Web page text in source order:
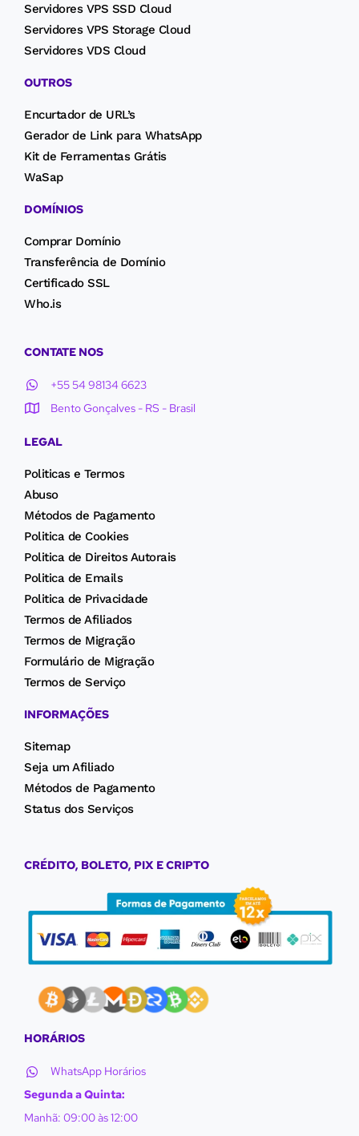
Servidores VPS SSD Cloud
Servidores VPS Storage Cloud
Servidores VDS Cloud
OUTROS
Encurtador de URL’s
Gerador de Link para WhatsApp
Kit de Ferramentas Grátis
WaSap
DOMÍNIOS
Comprar Domínio
Transferência de Domínio
Certificado SSL
Who.is
CONTATE NOS
+55 54 98134 6623
Bento Gonçalves - RS - Brasil
LEGAL
Politicas e Termos
Abuso
Métodos de Pagamento
Politica de Cookies
Politica de Direitos Autorais
Politica de Emails
Politica de Privacidade
Termos de Afiliados
Termos de Migração
Formulário de Migração
Termos de Serviço
INFORMAÇÕES
Sitemap
Seja um Afiliado
Métodos de Pagamento
Status dos Serviços
CRÉDITO, BOLETO, PIX E CRIPTO
HORÁRIOS
WhatsApp Horários
Segunda a Quinta:
Manhã: 09:00 às 12:00